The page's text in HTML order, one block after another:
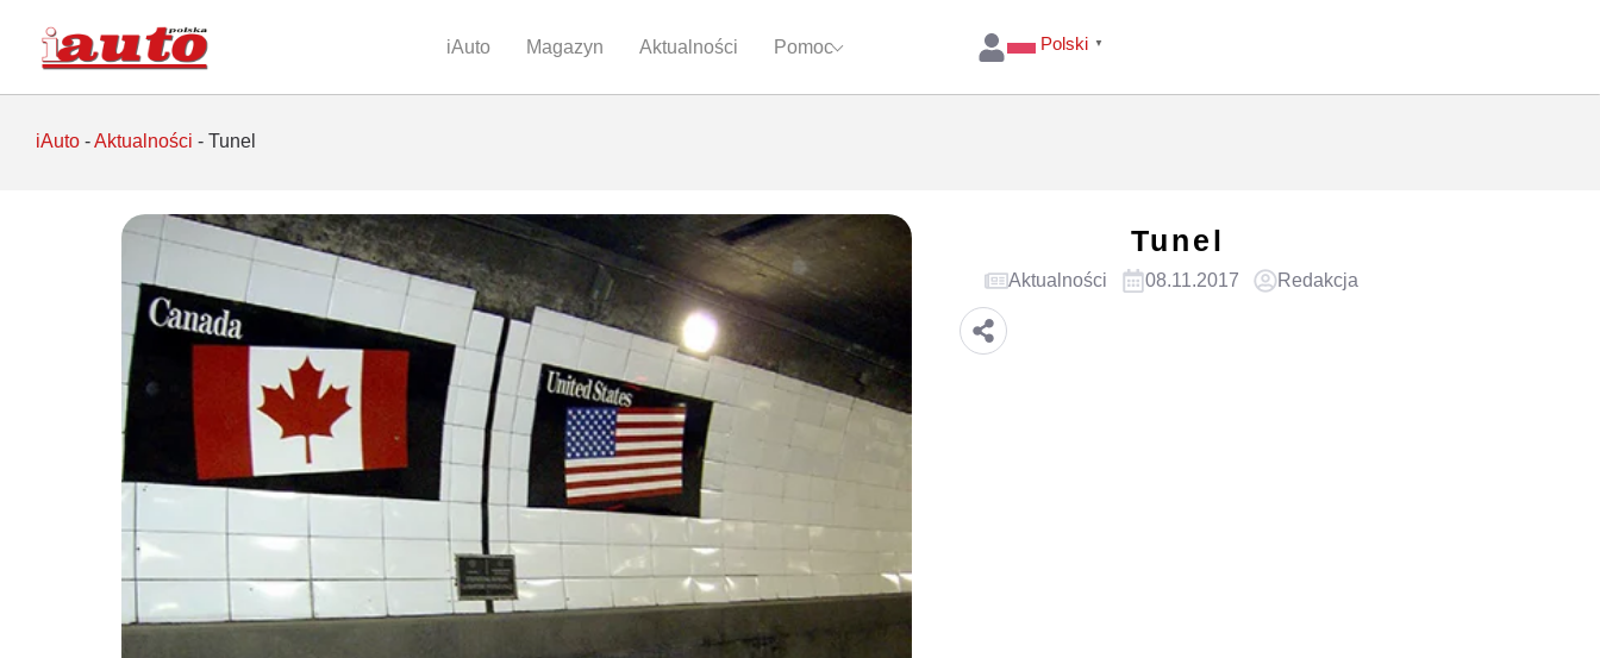
iAuto Magazyn Aktualności Pomoc Polski ▼
iAuto -Aktualności - Tunel
Tunel
Aktualności 08.11.2017 Redakcja